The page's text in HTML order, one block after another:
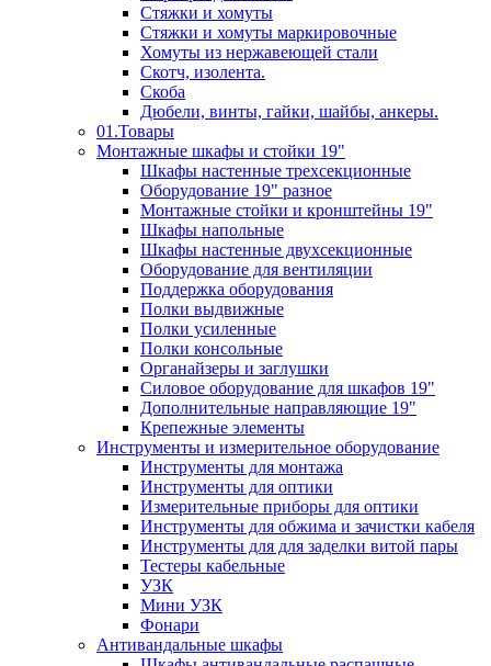
Стяжки и хомуты
Стяжки и хомуты маркировочные
Хомуты из нержавеющей стали
Скотч, изолента.
Скоба
Дюбели, винты, гайки, шайбы, анкеры.
01.Товары
Монтажные шкафы и стойки 19"
Шкафы настенные трехсекционные
Оборудование 19" разное
Монтажные стойки и кронштейны 19"
Шкафы напольные
Шкафы настенные двухсекционные
Оборудование для вентиляции
Поддержка оборудования
Полки выдвижные
Полки усиленные
Полки консольные
Органайзеры и заглушки
Силовое оборудование для шкафов 19"
Дополнительные направляющие 19"
Крепежные элементы
Инструменты и измерительное оборудование
Инструменты для монтажа
Инструменты для оптики
Измерительные приборы для оптики
Инструменты для обжима и зачистки кабеля
Инструменты для для заделки витой пары
Тестеры кабельные
УЗК
Мини УЗК
Фонари
Антивандальные шкафы